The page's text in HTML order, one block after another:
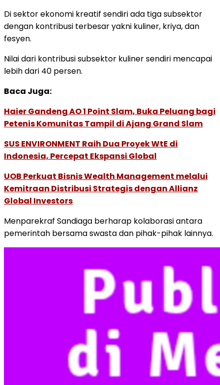
Di sektor ekonomi kreatif sendiri ada tiga subsektor
dengan kontribusi terbesar yakni kuliner, kriya, dan
fesyen.
Nilai dari kontribusi subsektor kuliner sendiri mencapai
lebih dari 40 persen.
Baca Juga:
Haier Gandeng AO 1 Point Slam, Buka Peluang bagi
Petenis Komunitas Tampil di Ajang Grand Slam
SUS ENVIRONMENT Raih Dua Proyek WtE di
Indonesia, Percepat Ekspansi Global
UOB Perkuat Bisnis Wealth Management melalui
Kemitraan Distribusi Strategis dengan Allianz
Global Investors
Menparekraf Sandiaga berharap kolaborasi antara
pemerintah bersama swasta dan pihak-pihak lainnya.